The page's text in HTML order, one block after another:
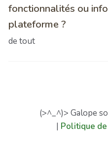
fonctionnalités ou
plateforme ?
de tout
(>^_^)> Galope
| Politique